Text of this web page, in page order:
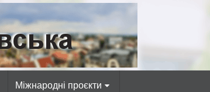
професій!
Міжнародні проєкти